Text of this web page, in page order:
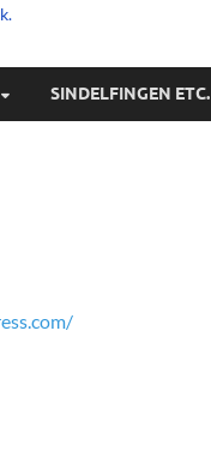
SINDELFINGEN ETC.